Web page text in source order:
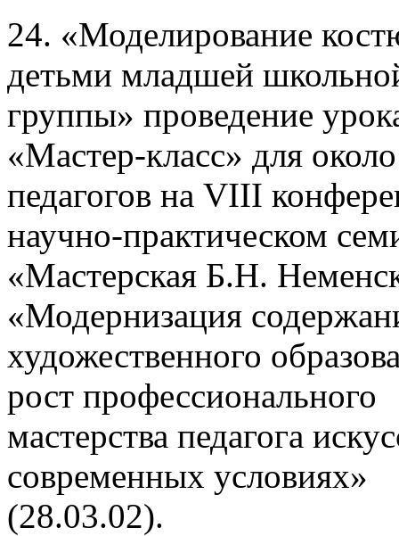
24. «Моделирование
детьми младшей
группы» проведение
«Мастер-класс» для
педагогов на VIII
научно-практическом
«Мастерская Б.Н.
«Модернизация
художественного
рост профессионального
мастерства педагога
современных условиях»
(28.03.02).